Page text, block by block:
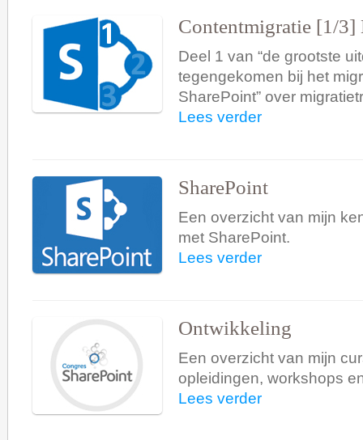
Contentmigratie [1/3]
Deel 1 van “de grootste
tegengekomen bij het
SharePoint” over
Lees verder
SharePoint
Een overzicht van mijn
met SharePoint.
Lees verder
Ontwikkeling
Een overzicht van mijn
opleidingen, workshops
Lees verder